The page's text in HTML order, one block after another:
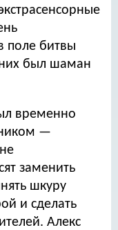
поле битвы
был шаман
временно
—
заменить
шкуру
и сделать
Алекс